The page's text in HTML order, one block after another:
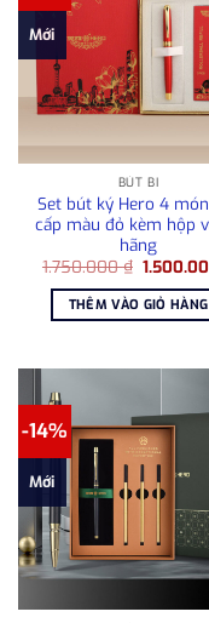
Mới
BÚT BI
Set bút ký Hero 4
cấp màu đỏ kèm hộp
hãng
1.750.000₫ Giá
là:
THÊM VÀO GIỎ HÀNG
-14%
Mới